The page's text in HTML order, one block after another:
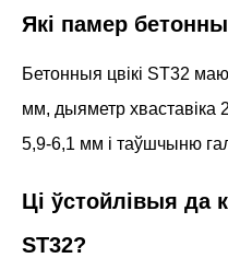
Які памер
Бетонныя цвікі ST32
мм, дыяметр
5,9-6,1 мм і таўшчыню
Ці ўстойлівыя да
ST32?